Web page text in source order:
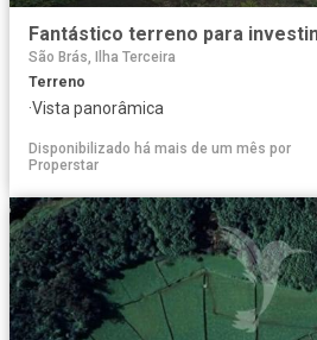
São Brás, Ilha Terceira
Terreno
·Vista panorâmica
Disponibilizado há mais de um mês por
Properstar